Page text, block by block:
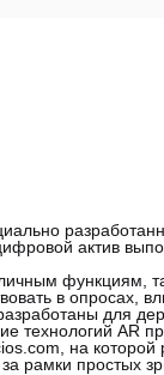
актив
функциям,
в опросах,
для
технологий AR
на которой
рамки простых